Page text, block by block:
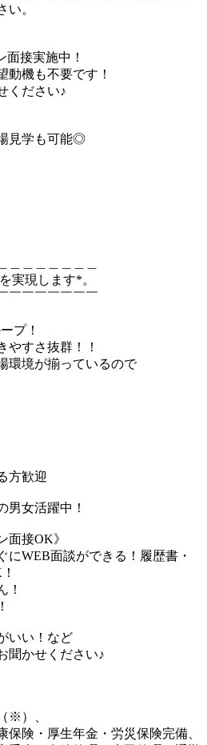
い。
接実施中！
動機も不要です！
ください♪
見学も可能◎
実現します*。
￣￣￣￣￣￣￣
プ！
すさ抜群！！
環境が揃っているので
方歓迎
女活躍中！
面接OK》
にWEB面談ができる！履歴書・
！
いい！など
聞かせください♪
※）、
保険・厚生年金・労災保険完備、